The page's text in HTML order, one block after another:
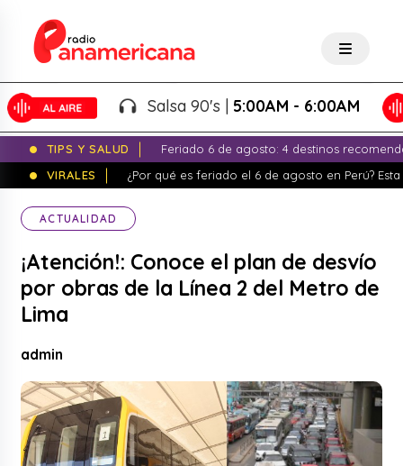
Salsa 90's |5:00AM - 6:00AM
TIPS Y SALUD
Feriado 6 de agosto: 4 destinos
VIRALES
¿Por qué es feriado el 6 de agosto en Perú?
ACTUALIDAD
¡Atención!: Conoce el plan de desvío
por obras de la Línea 2 del Metro de
Lima
admin